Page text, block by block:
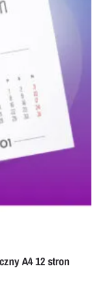
A4 12 stron